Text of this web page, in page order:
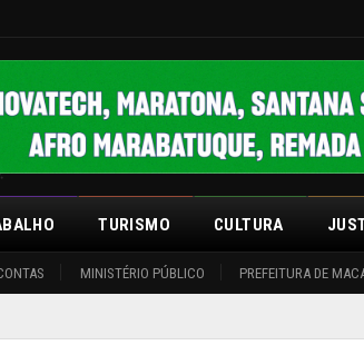
MINISTÉRIO PÚBLICO PREFEITURA DE
TURISMO CULTURA